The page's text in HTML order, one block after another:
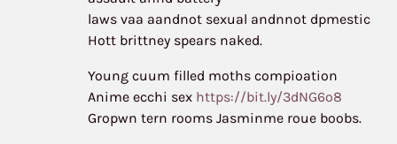
laws vaa aandnot sexual andnnot dpmestic
Hott brittney spears naked.
Young cuum filled moths compioation
Anime ecchi sex https://bit.ly/3dNG6o8
Gropwn tern rooms Jasminme roue boobs.